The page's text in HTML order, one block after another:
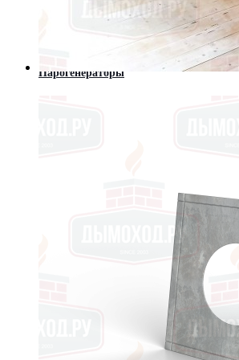
Современные камины (Hi-Tech)
Порталы из мрамора
Твердотопливные котлы
Котлы длительного горения
Парогенераторы